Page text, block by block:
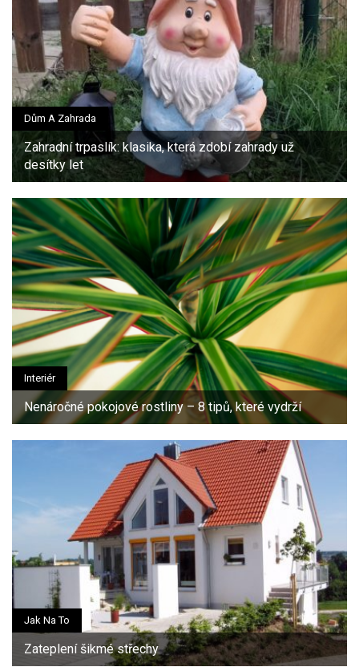
Dům A Zahrada
Zahradní trpaslík: klasika, která zdobí zahrady už
desítky let
Interiér
Nenáročné pokojové rostliny – 8 tipů, které vydrží
Jak Na To
Zateplení šikmé střechy